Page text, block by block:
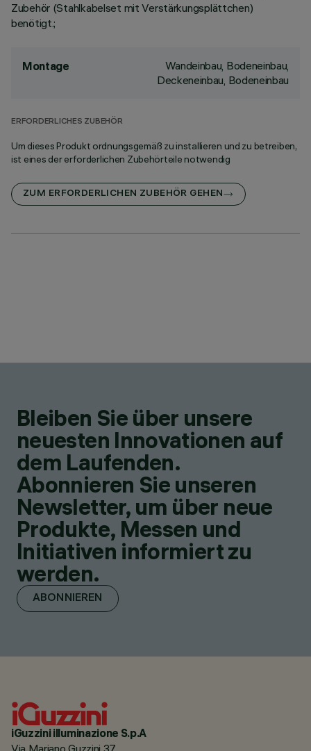
Zubehör (Stahlkabelset mit Verstärkungsplättchen)
benötigt.;
Montage
Wandeinbau, Bodeneinbau,
Deckeneinbau, Bodeneinbau
ERFORDERLICHES ZUBEHÖR
Um dieses Produkt ordnungsgemäß zu installieren und zu betreiben,
ist eines der erforderlichen Zubehörteile notwendig
ZUM ERFORDERLICHEN ZUBEHÖR GEHEN
Bleiben Sie über unsere
neuesten Innovationen auf
dem Laufenden.
Abonnieren Sie unseren
Newsletter, um über neue
Produkte, Messen und
Initiativen informiert zu
werden.
ABONNIEREN
iGuzzini illuminazione S.p.A
Via Mariano Guzzini 37